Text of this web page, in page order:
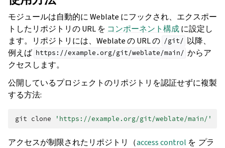
モジュールは自動的に Weblate にフックされ、エクスポー
トしたリポジトリの URL を コンポーネント構成に設定し
ます。リポジトリには、Weblate の URL の /git/ 以降、
例えば https://example.org/git/weblate/main/ からア
クセスします。
公開しているプロジェクトのリポジトリを認証せずに複製
する方法:
git clone 'https://example.org/git/weblate/main/'
アクセスが制限されたリポジトリ（access control を プラ